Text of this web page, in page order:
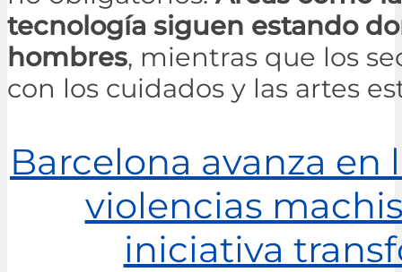
tecnología siguen estando
hombres, mientras que los
con los cuidados y las artes
Barcelona avanza en
violencias
iniciativa